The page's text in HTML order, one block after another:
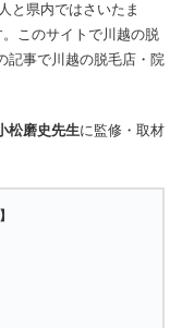
と県内ではさいたま
このサイトで川越の脱
記事で川越の脱毛店・院
松磨史先生に監修・取材